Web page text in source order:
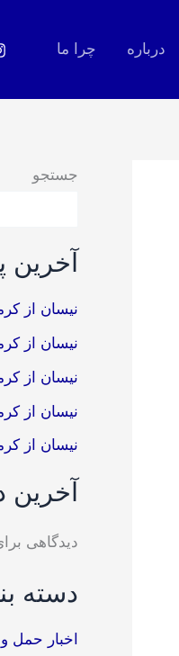
درباره چرا ما
جستجو
نیسان از
نیسان از
نیسان از
نیسان از
نیسان از
آخرین
دیدگاهی
دسته
اخبار حمل